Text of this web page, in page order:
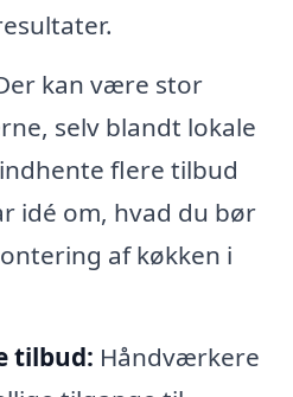
kan være stor
selv blandt lokale
flere tilbud
idé om, hvad du bør
af køkken i
tilbud: Håndværkere